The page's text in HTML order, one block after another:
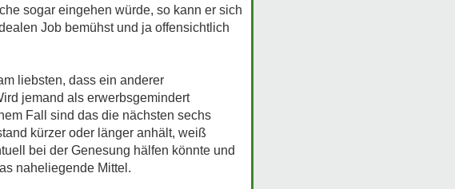
sogar eingehen würde, so kann er sich
Job bemühst und ja offensichtlich
liebsten, dass ein anderer
jemand als erwerbsgemindert
Fall sind das die nächsten sechs
kürzer oder länger anhält, weiß
bei der Genesung hälfen könnte und
naheliegende Mittel.